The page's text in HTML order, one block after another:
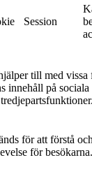
Session
till med
innehåll på
för att förstå
för besökarna.